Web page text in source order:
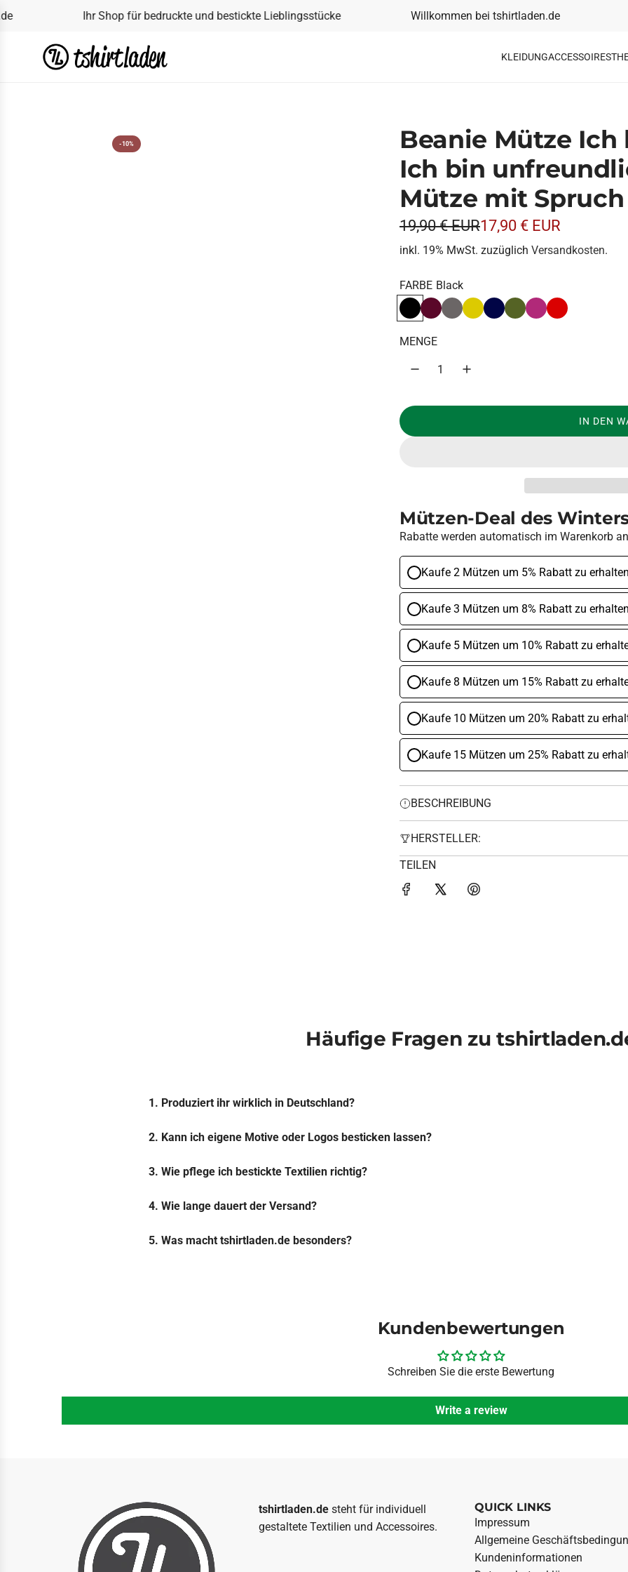
Ihr Shop für bedruckte und bestickte Lieblingsstücke Willkommen bei tshirtladen.de
KLEIDUNGACCESSOIRES
-10%
Beanie Mütze
Ich bin
Mütze mit Spruch
S
o
d
e
r
e
19,90 € EUR
R
e
u
l
ä
r
i
s
17,90 € EUR
inkl. 19% MwSt. zuzüglich Versandkosten.
FARBE Black
Black Bordeaux
Grey Mustard
Navy Olive Pink Rot
MENGE
IN DEN
Mützen-Deal des
Rabatte werden automatisch im Warenkorb
Kaufe 2 Mützen um 5% Rabatt zu
Kaufe 3 Mützen um 8% Rabatt zu
Kaufe 5 Mützen um 10% Rabatt zu
Kaufe 8 Mützen um 15% Rabatt zu
Kaufe 10 Mützen um 20% Rabatt zu
Kaufe 15 Mützen um 25% Rabatt zu
BESCHREIBUNG
HERSTELLER:
TEILEN
Häufige Fragen zu
1. Produziert ihr wirklich in Deutschland?
2. Kann ich eigene Motive oder Logos besticken lassen?
3. Wie pflege ich bestickte Textilien richtig?
4. Wie lange dauert der Versand?
5. Was macht tshirtladen.de besonders?
Kundenbewertungen
Schreiben Sie die erste Bewertung
Write a review
tshirtladen.desteht für individuell
gestaltete Textilien und Accessoires.
QUICK LINKS
Impressum
Allgemeine
Kundeninformationen